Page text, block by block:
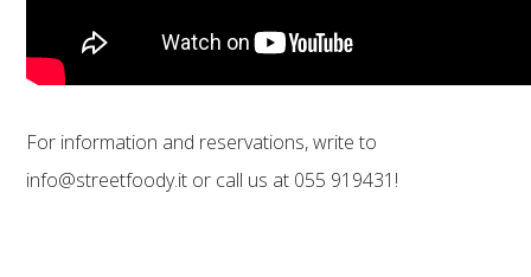
For information and reservations, write to
info@streetfoody.it or call us at 055 919431!